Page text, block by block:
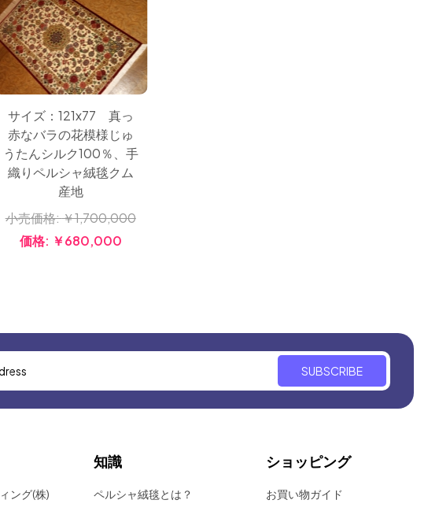
サイズ：121x77 真っ
赤なバラの花模様じゅ
うたんシルク100％、手
織りペルシャ絨毯クム
産地
小売価格:￥1,700,000
価格: ￥680,000
SUBSCRIBE
ング(株)
知識
ペルシャ絨毯とは？
ショッピング
お買い物ガイド